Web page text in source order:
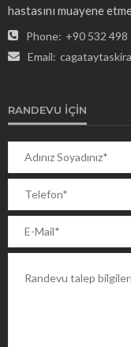
hastasını muayene
Phone: +90 532 498
Email:
RANDEVU İÇIN